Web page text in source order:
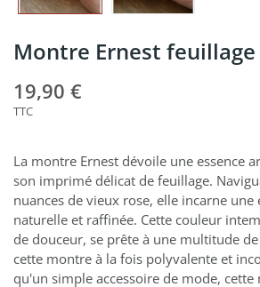
Montre Ernest
19,90 €
TTC
La montre Ernest dévoile une essence
son imprimé délicat de feuillage.
nuances de vieux rose, elle incarne une
naturelle et raffinée. Cette couleur
de douceur, se prête à une multitude
cette montre à la fois polyvalente et
qu'un simple accessoire de mode, cette